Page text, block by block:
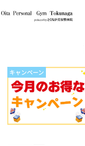
キャンペーン